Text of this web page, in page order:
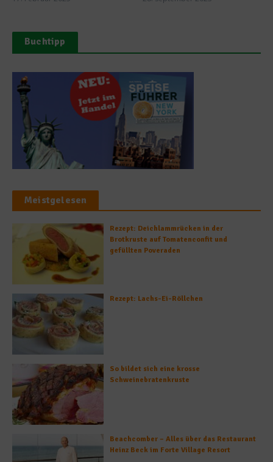
Buchtipp
Meistgelesen
Rezept: Deichlammrücken in der
Brotkruste auf Tomatenconfit und
gefüllten Poveraden
Rezept: Lachs-Ei-Röllchen
So bildet sich eine krosse
Schweinebratenkruste
Beachcomber – Alles über das Restaurant
Heinz Beck im Forte Village Resort